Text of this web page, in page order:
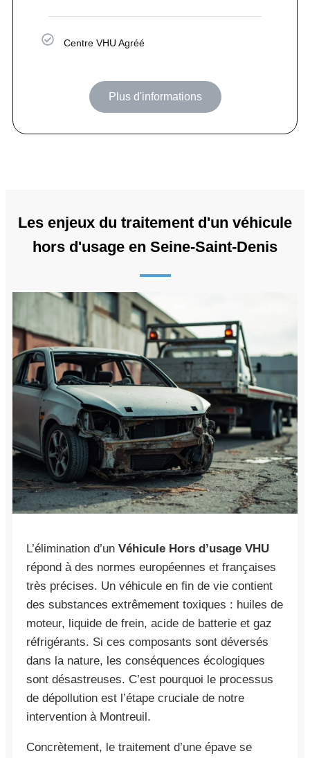
Centre VHU Agréé
Plus d'informations
Les enjeux du traitement d'un véhicule
hors d'usage en Seine-Saint-Denis
L’élimination d’un Véhicule Hors d’usage VHU
répond à des normes européennes et françaises
très précises. Un véhicule en fin de vie contient
des substances extrêmement toxiques : huiles de
moteur, liquide de frein, acide de batterie et gaz
réfrigérants. Si ces composants sont déversés
dans la nature, les conséquences écologiques
sont désastreuses. C’est pourquoi le processus
de dépollution est l’étape cruciale de notre
intervention à Montreuil.
Concrètement, le traitement d’une épave se